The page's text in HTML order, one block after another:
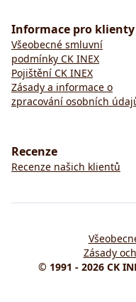
Informace pro klienty
Všeobecné smluvní
podmínky CK INEX
Pojištění CK INEX
Zásady a informace o
zpracování osobních
Recenze
Recenze našich klientů
© 1991 - 2026 CK
Zásady